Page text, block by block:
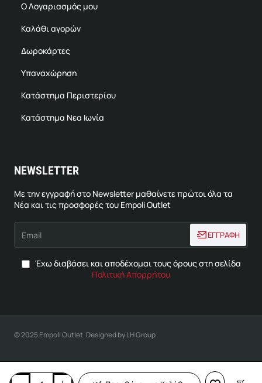
Ο Λογαριασμός μου
Καλάθι αγορών
Δωροκάρτες
Υπαναχώρηση
Κατάστημα Περιστερίου
Κατάστημα Νεα Ιωνία
NEWSLETTER
Με την εγγραφή στο Newsletter μαθαίνετε πρώτοι όλα τα
Νέα και τις προσφορές του Empoli Outlet
ΕΓΓΡΑΦΗ
Έχω διαβάσει και αποδέχομαι τους όρους στη σελίδα
Πολιτική Απορρήτου
© 2025 Empoli Outlet. Designed by LH Group